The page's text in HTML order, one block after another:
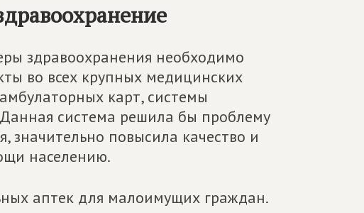
здравоохранения необходимо
во всех крупных медицинских
карт, системы
система решила бы проблему
значительно повысила качество и
населению.
аптек для малоимущих граждан.